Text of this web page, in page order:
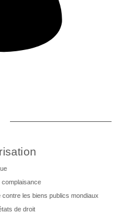
complaisance
contre les biens publics mondiaux
de droit